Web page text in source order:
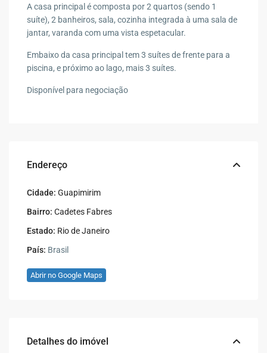
A casa principal é composta por 2 quartos (sendo 1
suíte), 2 banheiros, sala, cozinha integrada à uma sala de
jantar, varanda com uma vista espetacular.
Embaixo da casa principal tem 3 suítes de frente para a
piscina, e próximo ao lago, mais 3 suítes.
Disponível para negociação
Endereço
Cidade: Guapimirim
Bairro: Cadetes Fabres
Estado: Rio de Janeiro
País: Brasil
Abrir no Google Maps
Detalhes do imóvel